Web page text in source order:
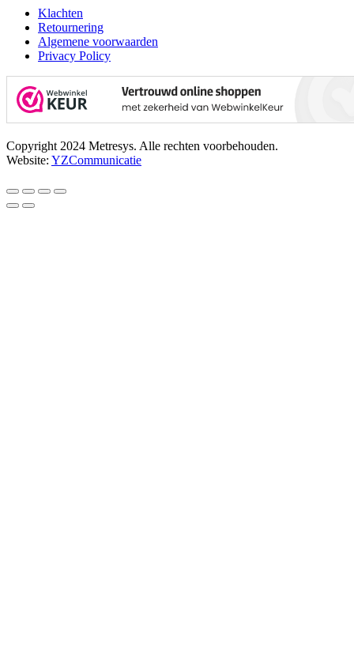
Klachten
Retournering
Algemene voorwaarden
Privacy Policy
Copyright 2024 Metresys. Alle rechten voorbehouden.
Website: YZCommunicatie